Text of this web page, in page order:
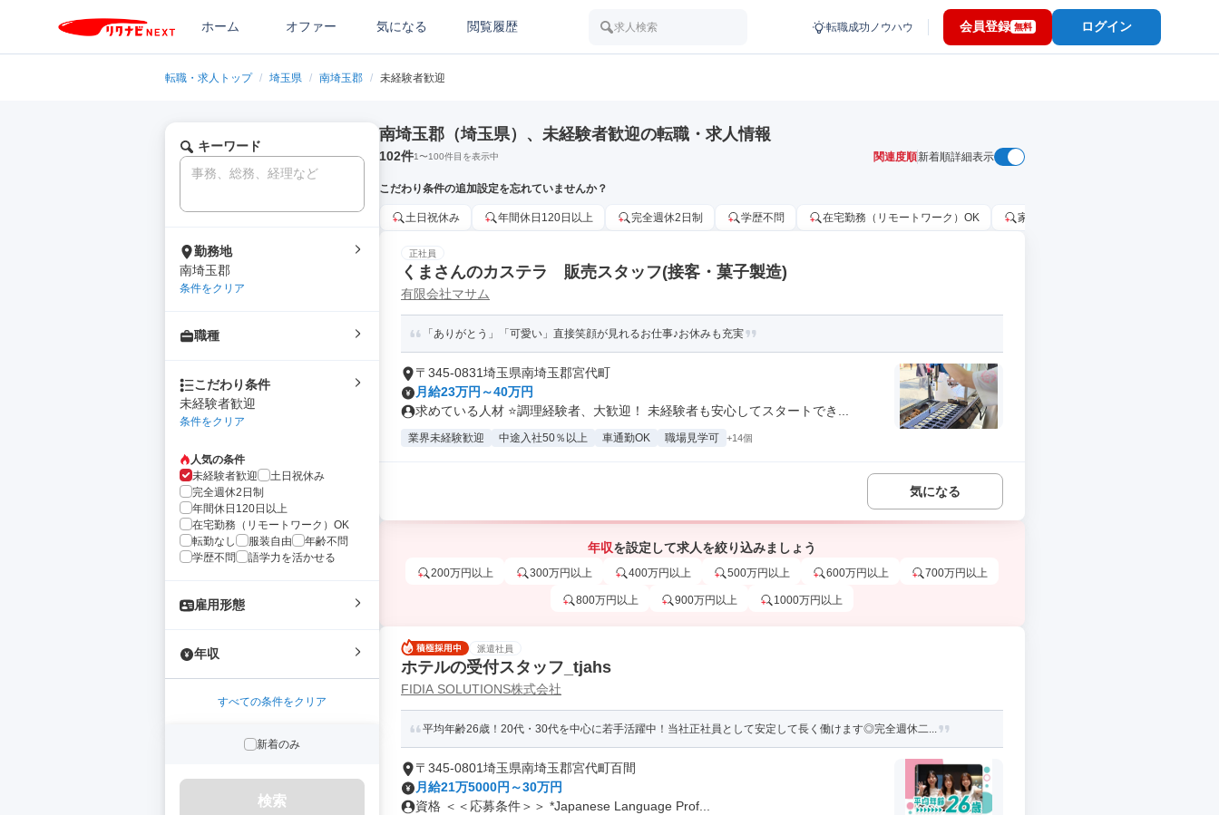
ホーム オファー 気になる 閲覧履歴 求人検索 転職成功ノウハウ 会員登録 無料 ログイン
転職・求人トップ / 埼玉県 / 南埼玉郡 / 未経験者歓迎
キーワード
勤務地
南埼玉郡
条件をクリア
職種
こだわり条件
未経験者歓迎
条件をクリア
人気の条件
未経験者歓迎
土日祝休み
完全週休2日制
年間休日120日以上
在宅勤務（リモートワーク）OK
転勤なし
服装自由
年齢不問
学歴不問
語学力を活かせる
雇用形態
年収
すべての条件をクリア
新着のみ
検索
南埼玉郡（埼玉県）、未経験者歓迎の転職・求人情報
102件1〜100件目を表示中 関連度順新着順詳細表示
こだわり条件の追加設定を忘れていませんか？
土日祝休み 年間休日120日以上 完全週休2日制 学歴不問 在宅勤務（リモートワーク）OK 家賃補助・住宅手当あり
正社員
くまさんのカステラ 販売スタッフ(接客・菓子製造)
有限会社マサム
「ありがとう」「可愛い」直接笑顔が見れるお仕事♪お休みも充実
〒345-0831埼玉県南埼玉郡宮代町
月給23万円～40万円
求めている人材 ⭐調理経験者、大歓迎！ 未経験者も安心してスタートでき...
業界未経験歓迎 中途入社50％以上 車通勤OK 職場見学可 +14個
気になる
年収を設定して求人を絞り込みましょう
200万円以上 300万円以上 400万円以上 500万円以上 600万円以上 700万円以上
800万円以上 900万円以上 1000万円以上
派遣社員
ホテルの受付スタッフ_tjahs
FIDIA SOLUTIONS株式会社
平均年齢26歳！20代・30代を中心に若手活躍中！当社正社員として安定して長く働けます◎完全週休二...
〒345-0801埼玉県南埼玉郡宮代町百間
月給21万5000円～30万円
資格 ＜＜応募条件＞＞ *Japanese Language Prof...